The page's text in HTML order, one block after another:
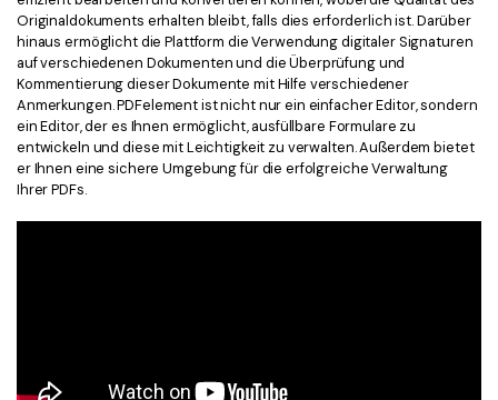
Originaldokuments erhalten bleibt, falls dies erforderlich ist. Darüber
hinaus ermöglicht die Plattform die Verwendung digitaler Signaturen
auf verschiedenen Dokumenten und die Überprüfung und
Kommentierung dieser Dokumente mit Hilfe verschiedener
Anmerkungen. PDFelement ist nicht nur ein einfacher Editor, sondern
ein Editor, der es Ihnen ermöglicht, ausfüllbare Formulare zu
entwickeln und diese mit Leichtigkeit zu verwalten. Außerdem bietet
er Ihnen eine sichere Umgebung für die erfolgreiche Verwaltung
Ihrer PDFs.